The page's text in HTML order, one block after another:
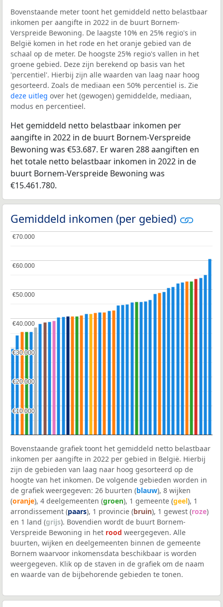
Bovenstaande meter toont het gemiddeld netto belastbaar
inkomen per aangifte in 2022 in de buurt Bornem-
Verspreide Bewoning. De laagste 10% en 25% regio's in
België komen in het rode en het oranje gebied van de
schaal op de meter. De hoogste 25% regio's vallen in het
groene gebied. Deze zijn berekend op basis van het
'percentiel'. Hierbij zijn alle waarden van laag naar hoog
gesorteerd. Zoals de mediaan een 50% percentiel is. Zie
deze uitleg over het (gewogen) gemiddelde, mediaan,
modus en percentieel.
Het gemiddeld netto belastbaar inkomen per
aangifte in 2022 in de buurt Bornem-Verspreide
Bewoning was €53.687. Er waren 288 aangiften en
het totale netto belastbaar inkomen in 2022 in de
buurt Bornem-Verspreide Bewoning was
€15.461.780.
Gemiddeld inkomen (per gebied)
€10.000
€10.000
€20.000
€20.000
€30.000
€30.000
€40.000
€40.000
€50.000
€50.000
€60.000
€60.000
€70.000
€70.000
Bovenstaande grafiek toont het gemiddeld netto belastbaar
inkomen per aangifte in 2022 per gebied in België. Hierbij
zijn de gebieden van laag naar hoog gesorteerd op de
hoogte van het inkomen. De volgende gebieden worden in
de grafiek weergegeven: 26 buurten (blauw), 8 wijken
(oranje), 4 deelgemeenten (groen), 1 gemeente (geel), 1
arrondissement (paars), 1 provincie (bruin), 1 gewest (roze)
en 1 land (grijs). Bovendien wordt de buurt Bornem-
Verspreide Bewoning in het rood weergegeven. Alle
buurten, wijken en deelgemeenten binnen de gemeente
Bornem waarvoor inkomensdata beschikbaar is worden
weergegeven. Klik op de staven in de grafiek om de naam
en waarde van de bijbehorende gebieden te tonen.